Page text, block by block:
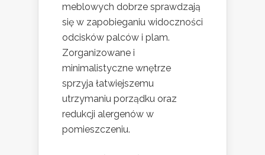
meblowych dobrze sprawdzają
się w zapobieganiu widoczności
odcisków palców i plam.
Zorganizowane i
minimalistyczne wnętrze
sprzyja łatwiejszemu
utrzymaniu porządku oraz
redukcji alergenów w
pomieszczeniu.